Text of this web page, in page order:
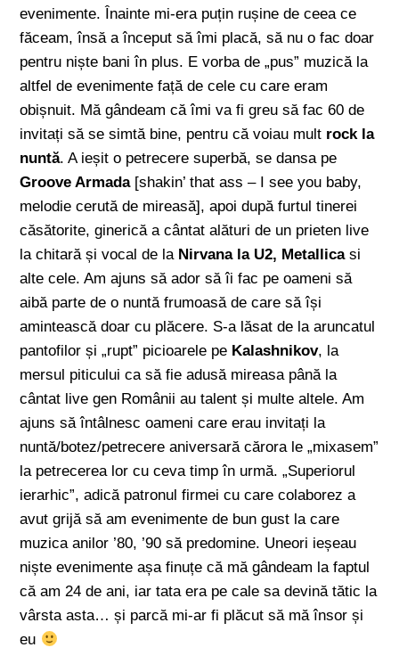
evenimente. Înainte mi-era puțin rușine de ceea ce
făceam, însă a început să îmi placă, să nu o fac doar
pentru niște bani în plus. E vorba de „pus” muzică la
altfel de evenimente față de cele cu care eram
obișnuit. Mă gândeam că îmi va fi greu să fac 60 de
invitați să se simtă bine, pentru că voiau mult rock la
nuntă. A ieșit o petrecere superbă, se dansa pe
Groove Armada[shakin’ that ass – I see you baby,
melodie cerută de mireasă], apoi după furtul tinerei
căsătorite, ginerică a cântat alături de un prieten live
la chitară și vocal de la Nirvana la U2, Metallicasi
alte cele. Am ajuns să ador să îi fac pe oameni să
aibă parte de o nuntă frumoasă de care să își
amintească doar cu plăcere. S-a lăsat de la aruncatul
pantofilor și „rupt” picioarele pe Kalashnikov, la
mersul piticului ca să fie adusă mireasa până la
cântat live gen Românii au talent și multe altele. Am
ajuns să întâlnesc oameni care erau invitați la
nuntă/botez/petrecere aniversară cărora le „mixasem”
la petrecerea lor cu ceva timp în urmă. „Superiorul
ierarhic”, adică patronul firmei cu care colaborez a
avut grijă să am evenimente de bun gust la care
muzica anilor ’80, ’90 să predomine. Uneori ieșeau
niște evenimente așa finuțe că mă gândeam la faptul
că am 24 de ani, iar tata era pe cale sa devină tătic la
vârsta asta… și parcă mi-ar fi plăcut să mă însor și
eu